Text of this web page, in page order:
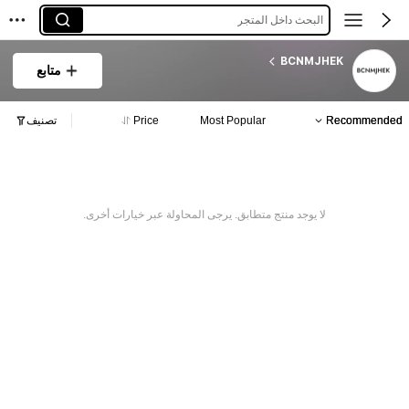
البحث داخل المتجر
BCNMJHEK
متابع
Recommended
Most Popular
Price تصنيف
لا يوجد منتج متطابق. يرجى المحاولة عبر خيارات أخرى.